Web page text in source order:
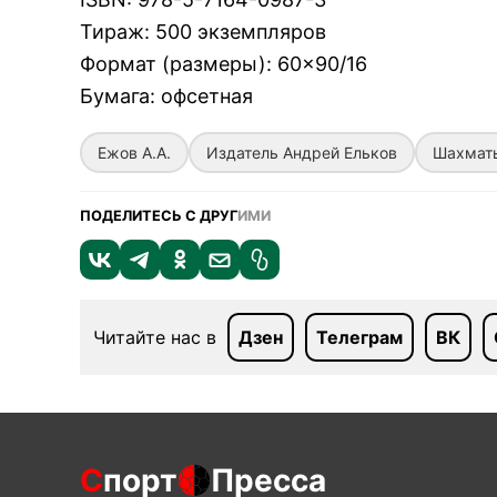
Тираж: 500 экземпляров
Формат (размеры): 60×90/16
Бумага: офсетная
Ежов А.А. Издатель Андрей Ельков
ПОДЕЛИТЕСЬ С ДРУГИМИ
Читайте нас в Дзен Телеграм ВК
Спорт Пресса